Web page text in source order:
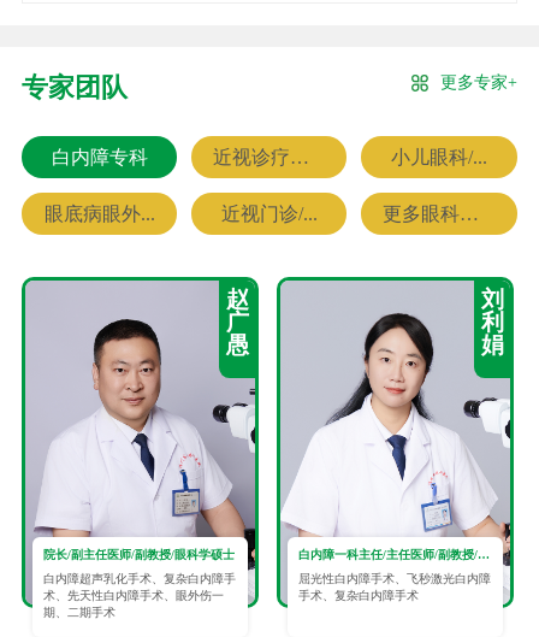
专家团队 更多专家+
白内障专科 近视诊疗专科 小儿眼科/...
眼底病眼外... 近视门诊/... 更多眼科专家
赵
广
愚
院长/副主任医师/副教授/眼科学硕士
白内障超声乳化手术、复杂白内障手
术、先天性白内障手术、眼外伤一
期、二期手术
刘
利
娟
白内障一科主任/主任医师/副教授/眼科学硕士
屈光性白内障手术、飞秒激光白内障
手术、复杂白内障手术